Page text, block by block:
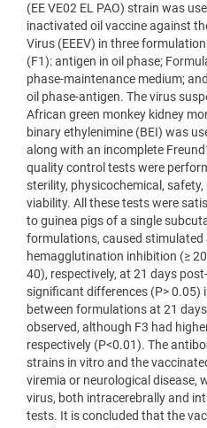
(EE VE02 EL PAO) strain was
inactivated oil vaccine against
Virus (EEEV) in three
(F1): antigen in oil phase;
phase-maintenance medium;
oil phase-antigen. The virus
African green monkey kidney
binary ethylenimine (BEI) was
along with an incomplete
quality control tests were
sterility, physicochemical,
viability. All these tests were
to guinea pigs of a single
formulations, caused
hemagglutination inhibition (≥
40), respectively, at 21 days
significant differences (P> 0.05)
between formulations at 21
observed, although F3 had
respectively (P<0.01). The
strains in vitro and the
viremia or neurological disease,
virus, both intracerebrally and
tests. It is concluded that the